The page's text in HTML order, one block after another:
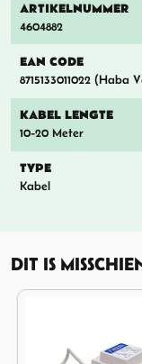
ARTIKELNUMMER
4604882
EAN CODE
8715133011022
KABEL LENGTE
10-20 Meter
TYPE
Kabel
DIT IS